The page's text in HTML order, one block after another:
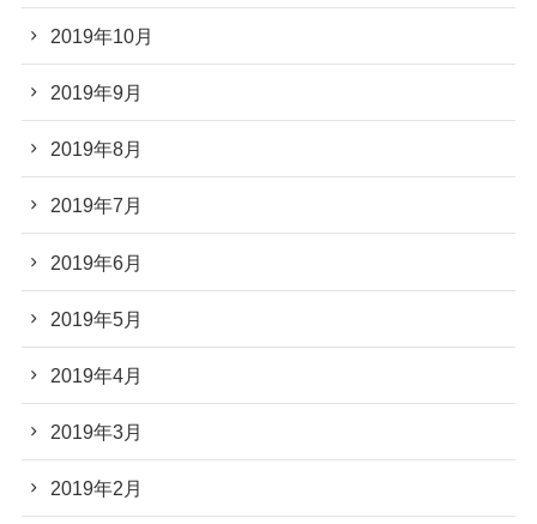
2019年10月
2019年9月
2019年8月
2019年7月
2019年6月
2019年5月
2019年4月
2019年3月
2019年2月